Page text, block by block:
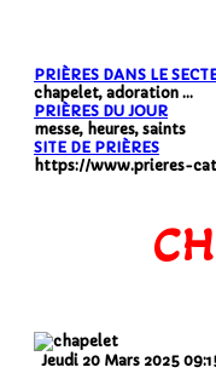
PRIÈRES DANS LE
chapelet, adoration ...
PRIÈRES DU JOUR
messe, heures, saints
SITE DE PRIÈRES
https://www.prieres-
Jeudi 20 Mars 2025